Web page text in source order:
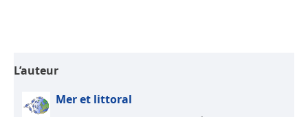
L’auteur
Mer et littoral